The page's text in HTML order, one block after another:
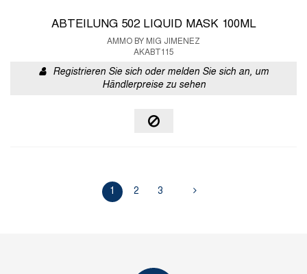
ABTEILUNG 502 LIQUID MASK 100ML
AMMO BY MIG JIMENEZ
AKABT115
Registrieren Sie sich oder melden Sie sich an, um
Händlerpreise zu sehen
1 2 3